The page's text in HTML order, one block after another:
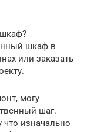
шкаф в
или заказать
могу
шаг.
изначально